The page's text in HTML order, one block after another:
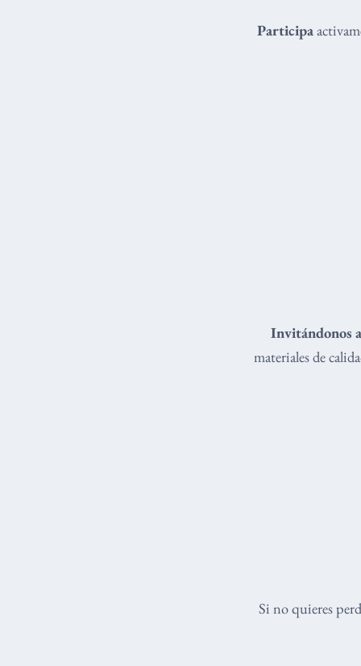
Participa
Invitándonos
materiales de
Si no quieres